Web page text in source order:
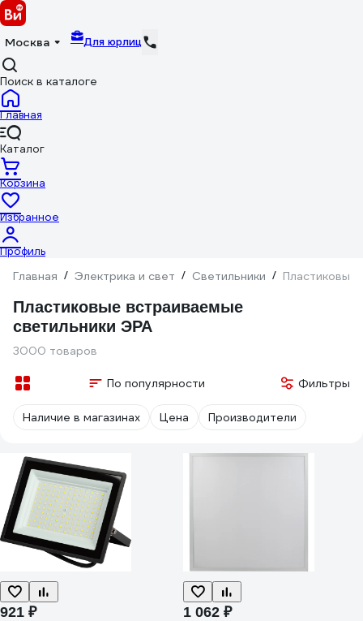
Москва Для юрлиц
Поиск в каталоге
Главная
Каталог
Корзина
Избранное
Профиль
Главная / Электрика и свет / Светильники / Пластиковые
Пластиковые встраиваемые
светильники ЭРА
3000 товаров
По популярности Фильтры
Наличие в магазинах Цена Производители
921 ₽ 1 062 ₽